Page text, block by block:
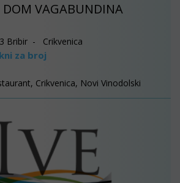
DOM VAGABUNDINA
Bribir - Crikvenica
za broj
Crikvenica, Novi Vinodolski